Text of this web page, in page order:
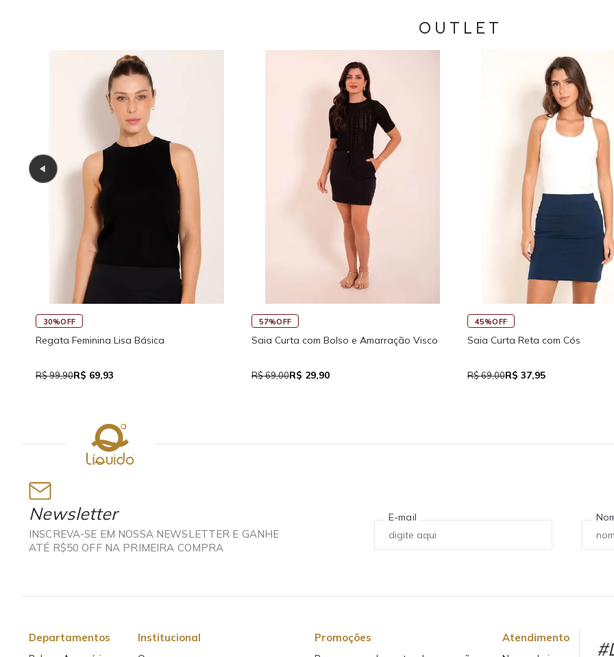
OUTLET
45%OFF
Saia Curta Reta com Cós
R$ 69,00R$ 37,95
30%OFF
Macaquinho Fitness New Ikat Com Abertura
R$ 159,90R$ 111,93
45%OFF
Regata Feminina de Alcinhas
R$ 71,00R$ 39,05
Newsletter
INSCREVA-SE EM NOSSA NEWSLETTER E GANHE
ATÉ R$50 OFF NA PRIMEIRA COMPRA
E-mail
Departamentos Institucional Promoções Atendimento